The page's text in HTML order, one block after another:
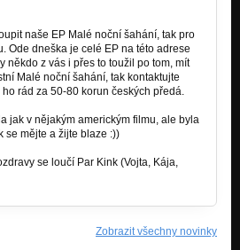
naše EP Malé noční šahání, tak pro
Ode dneška je celé EP na této adrese
někdo z vás i přes to toužil po tom, mít
Malé noční šahání, tak kontaktujte
rád za 50-80 korun českých předá.
jak v nějakým americkým filmu, ale byla
se mějte a žijte blaze :))
se loučí Par Kink (Vojta, Kája,
Zobrazit všechny novinky